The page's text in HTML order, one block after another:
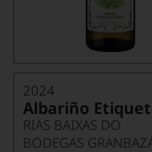
2024
Albariño
RIAS BAIXAS DO
BODEGAS